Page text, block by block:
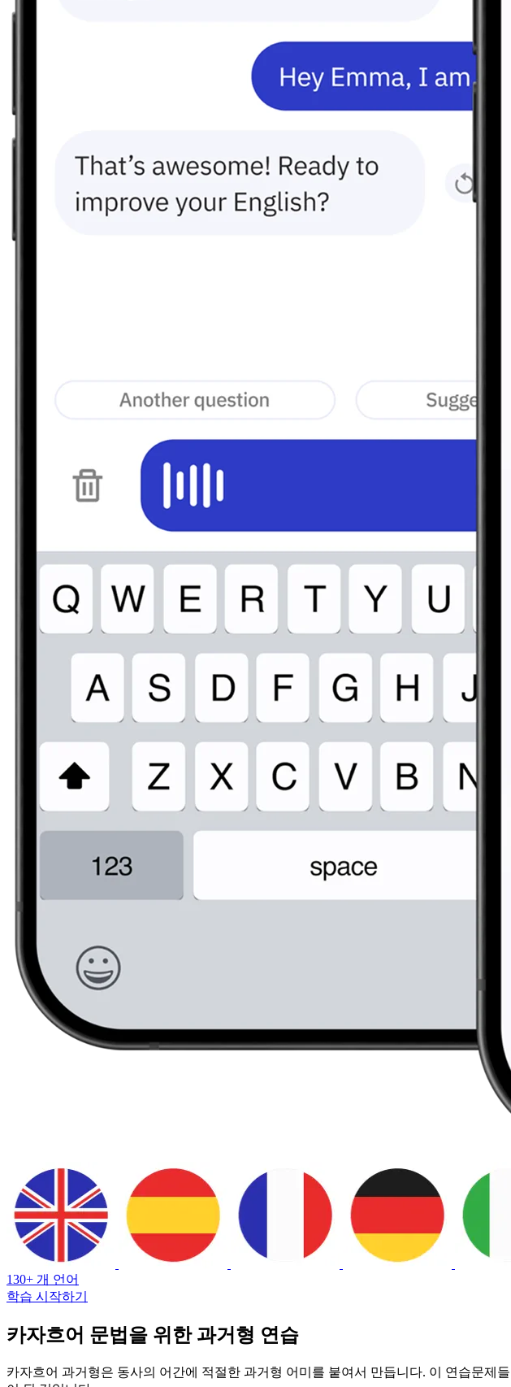
130+ 개 언어
학습 시작하기
카자흐어 문법을 위한 과거형 연습
카자흐어 과거형은 동사의 어간에 적절한 과거형 어미를 붙여서 만듭니다. 이 연습문